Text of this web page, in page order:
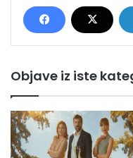
Objave iz iste